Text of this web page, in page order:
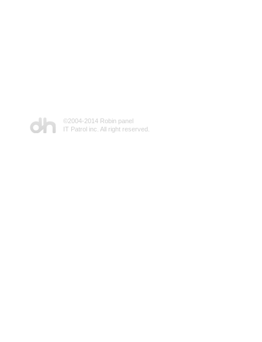
©2004-2014 Robin panel
IT Patrol inc. All right reserved.